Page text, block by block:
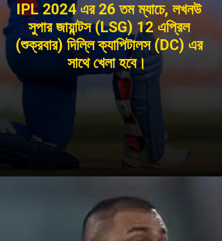
IPL 2024 এর 26 তম ম্যাচে, লখনউ
সুপার জায়ান্টস (LSG) 12 এপ্রিল
(শুক্রবার) দিল্লি ক্যাপিটালস (DC) এর
সাথে খেলা হবে।